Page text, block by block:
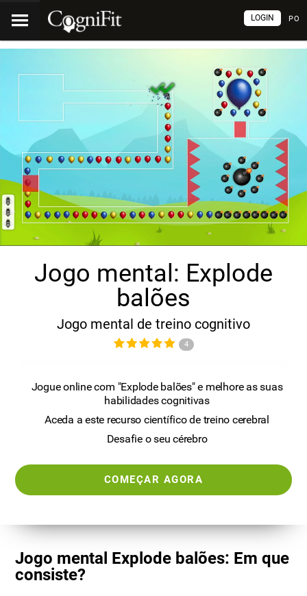
PO
LOGIN
Jogo mental: Explode
balões
Jogo mental de treino cognitivo
4
Jogue online com "Explode balões" e melhore as suas
habilidades cognitivas
Aceda a este recurso científico de treino cerebral
Desafie o seu cérebro
COMEÇAR AGORA
Jogo mental Explode balões: Em que
consiste?